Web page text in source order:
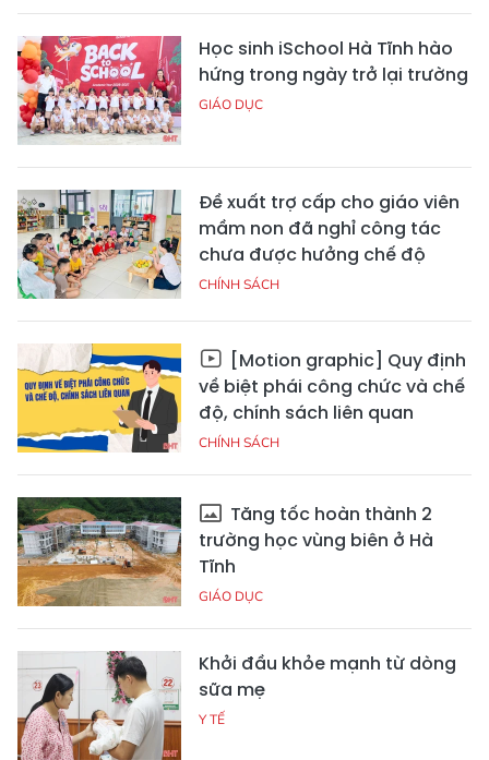
Học sinh iSchool Hà Tĩnh hào
hứng trong ngày trở lại trường
GIÁO DỤC
Đề xuất trợ cấp cho giáo viên
mầm non đã nghỉ công tác
chưa được hưởng chế độ
CHÍNH SÁCH
[Motion graphic] Quy định
về biệt phái công chức và chế
độ, chính sách liên quan
CHÍNH SÁCH
Tăng tốc hoàn thành 2
trường học vùng biên ở Hà
Tĩnh
GIÁO DỤC
Khởi đầu khỏe mạnh từ dòng
sữa mẹ
Y TẾ